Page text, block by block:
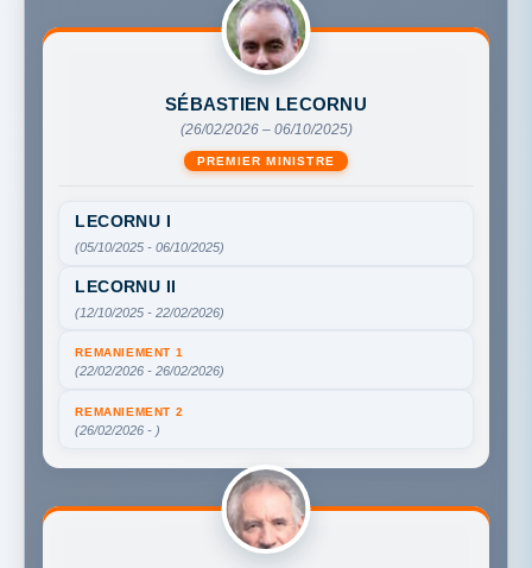
SÉBASTIEN LECORNU
(26/02/2026 – 06/10/2025)
PREMIER MINISTRE
LECORNU I
(05/10/2025 - 06/10/2025)
LECORNU II
(12/10/2025 - 22/02/2026)
REMANIEMENT 1
(22/02/2026 - 26/02/2026)
REMANIEMENT 2
(26/02/2026 - )